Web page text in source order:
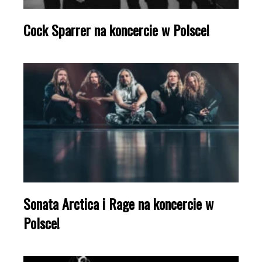
Cock Sparrer na koncercie w Polsce!
Sonata Arctica i Rage na koncercie w
Polsce!